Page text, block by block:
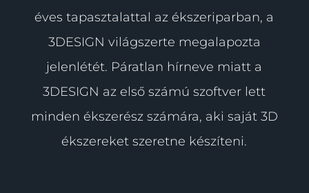
éves tapasztalattal az ékszeriparban, a
3DESIGN világszerte megalapozta
jelenlétét. Páratlan hírneve miatt a
3DESIGN az első számú szoftver lett
minden ékszerész számára, aki saját 3D
ékszereket szeretne készíteni.